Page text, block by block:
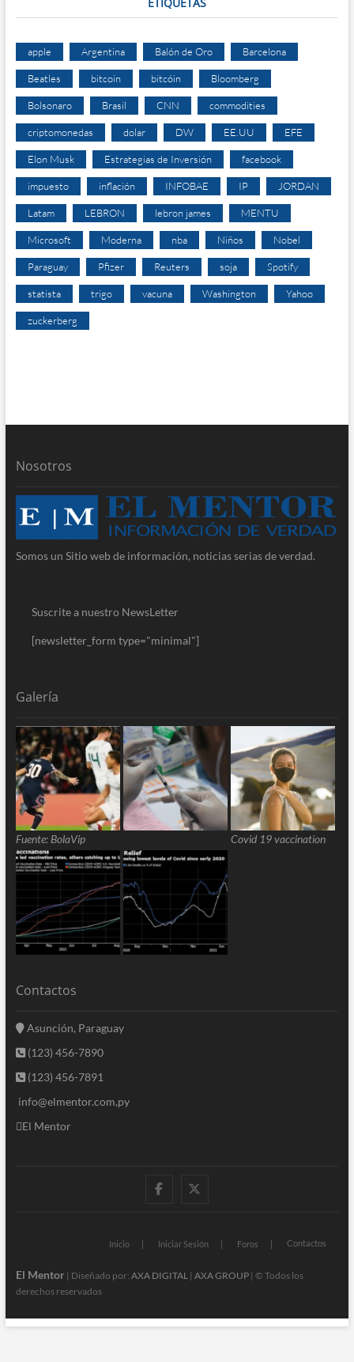
apple Argentina Balón de Oro Barcelona
Beatles bitcoin bitcóin Bloomberg
Bolsonaro Brasil CNN commodities
criptomonedas dolar DW EE.UU EFE
Elon Musk Estrategias de Inversión facebook
impuesto inflación INFOBAE IP JORDAN
Latam LEBRON lebron james MENTU
Microsoft Moderna nba Niños Nobel
Paraguay Pfizer Reuters soja Spotify
statista trigo vacuna Washington Yahoo
zuckerberg
Nosotros
Somos un Sitio web de información, noticias serias de verdad.
Suscrite a nuestro NewsLetter
[newsletter_form type="minimal"]
Galería
Fuente: BolaVip Covid 19 vaccination
Contactos
Asunción, Paraguay
(123) 456-7890
(123) 456-7891
info@elmentor.com,py
El Mentor
facebook
Inicio Iniciar Sesión Foros Contactos
El Mentor| Diseñado por: AXA DIGITAL| AXA GROUP| © Todos los
derechos reservados